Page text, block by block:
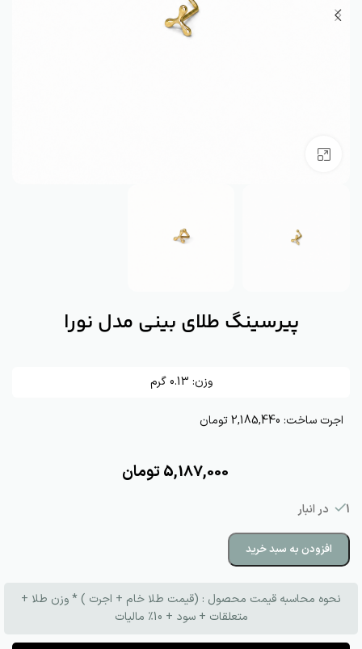
پیرسینگ طلای بینی مدل نورا
وزن: 0.13 گرم
اجرت ساخت: 2,185,440 تومان
5,187,000تومان
1 در انبار
افزودن به سبد خرید
نحوه محاسبه قیمت محصول : (قیمت طلا خام + اجرت ) * وزن طلا +
متعلقات + سود + 10٪ مالیات